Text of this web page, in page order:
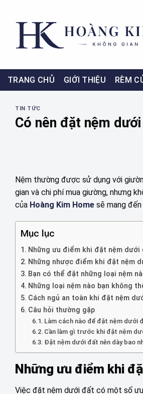
TRANG CHỦ GIỚI THIỆU RÈM
TIN TỨC
Có nên đặt nệm
Nệm thường được sử dụng với
gian và chi phí mua giường, nhưng
của Hoàng Kim Home sẽ mang
Mục lục
Những ưu điểm khi đặt nệm dưới
Những nhược điểm khi đặt nệm
Bạn có thể đặt những loại nệm
Những loại nệm nào bạn không
Cách ngủ an toàn khi đặt nệm
Câu hỏi thường gặp
Làm cách nào để đặt nệm dưới
Cần làm gì trước khi đặt nệm
Đặt nệm dưới đất nên dày bao
Những ưu điểm khi
Việc đặt nệm dưới đất có một số